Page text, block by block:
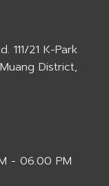
111/21 K-Park
District,
- 06.00 PM